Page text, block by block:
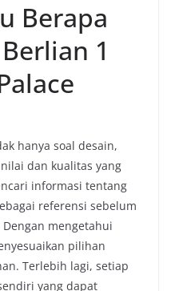
Berapa
1
hanya soal desain,
dan kualitas yang
informasi tentang
referensi sebelum
mengetahui
pilihan
Terlebih lagi, setiap
yang dapat